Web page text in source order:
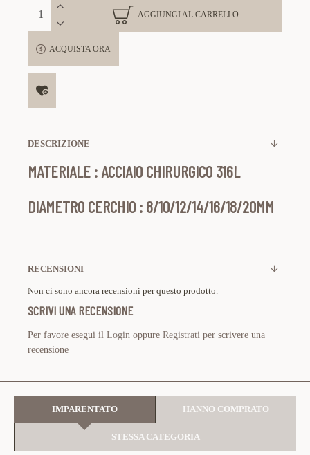
AGGIUNGI AL CARRELLO
ACQUISTA ORA
DESCRIZIONE
MATERIALE : ACCIAIO CHIRURGICO 316L
DIAMETRO CERCHIO : 8/10/12/14/16/18/20MM
RECENSIONI
Non ci sono ancora recensioni per questo prodotto.
SCRIVI UNA RECENSIONE
Per favore esegui il Login oppure Registrati per scrivere una
recensione
IMPARENTATO HANNO COMPRATO
STESSA CATEGORIA